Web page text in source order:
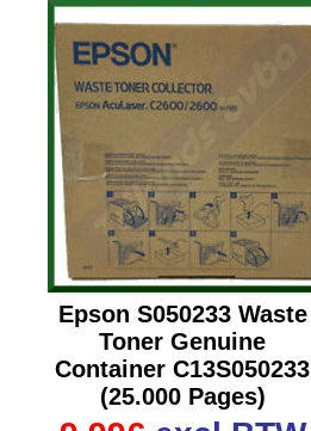
Epson S050233 Waste
Toner Genuine
Container C13S050233
(25.000 Pages)